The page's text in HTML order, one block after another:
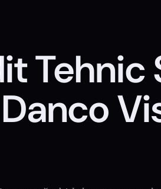
Tehnic